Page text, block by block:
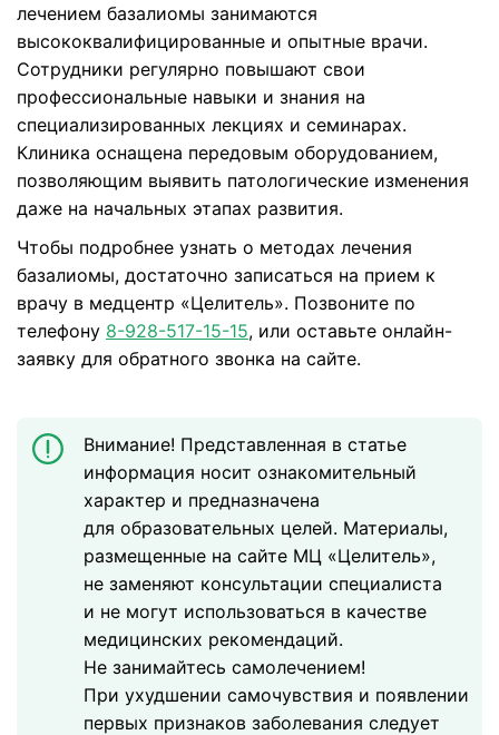
лечением базалиомы занимаются
высококвалифицированные и опытные врачи.
Сотрудники регулярно повышают свои
профессиональные навыки и знания на
специализированных лекциях и семинарах.
Клиника оснащена передовым оборудованием,
позволяющим выявить патологические изменения
даже на начальных этапах развития.
Чтобы подробнее узнать о методах лечения
базалиомы, достаточно записаться на прием к
врачу в медцентр «Целитель». Позвоните по
телефону 8-928-517-15-15, или оставьте онлайн-
заявку для обратного звонка на сайте.
Внимание! Представленная в статье
информация носит ознакомительный
характер и предназначена
для образовательных целей. Материалы,
размещенные на сайте МЦ «Целитель»,
не заменяют консультации специалиста
и не могут использоваться в качестве
медицинских рекомендаций.
Не занимайтесь самолечением!
При ухудшении самочувствия и появлении
первых признаков заболевания следует